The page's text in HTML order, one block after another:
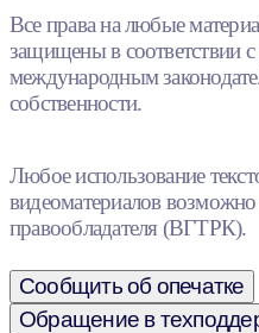
Все права на любые
защищены в соответствии
международным
собственности.
Любое использование
видеоматериалов возможно
правообладателя (ВГТРК).
Сообщить об опечатке
Обращение в